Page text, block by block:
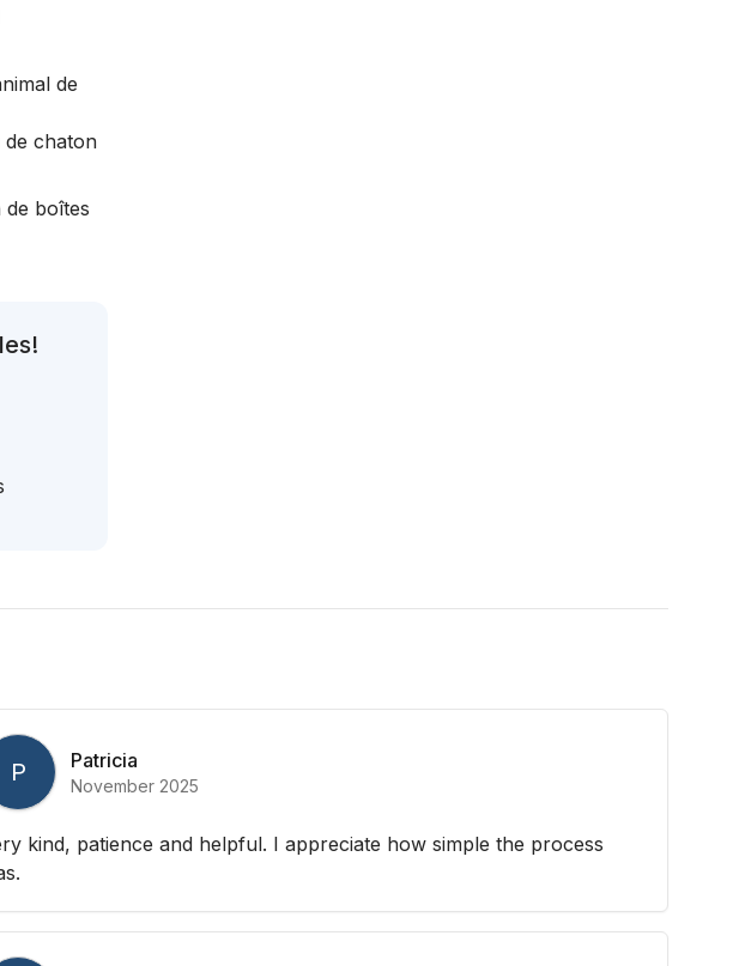
de
de chaton
boîtes
P Patricia
November 2025
kind, patience and helpful. I appreciate how simple the process